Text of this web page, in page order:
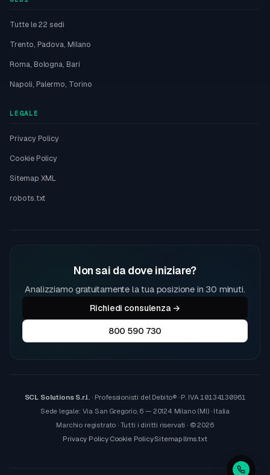
Tutte le 22 sedi
Trento, Padova, Milano
Roma, Bologna, Bari
Napoli, Palermo, Torino
LEGALE
Privacy Policy
Cookie Policy
Sitemap XML
robots.txt
Non sai da dove iniziare?
Analizziamo gratuitamente la tua posizione in 30 minuti.
Richiedi consulenza →
800 590 730
SCL Solutions S.r.l. · Professionisti del Debito® · P. IVA10134130961
Sede legale: Via San Gregorio, 6 — 20124 Milano (MI) · Italia
Marchio registrato · Tutti i diritti riservati · © 2026
Privacy Policy·Cookie Policy·Sitemap·llms.txt